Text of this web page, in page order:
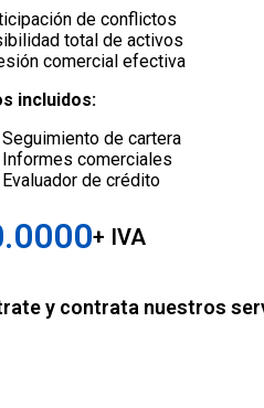
de conflictos
total de activos
comercial efectiva
incluidos:
de cartera
comerciales
de crédito
+ IVA
y contrata nuestros